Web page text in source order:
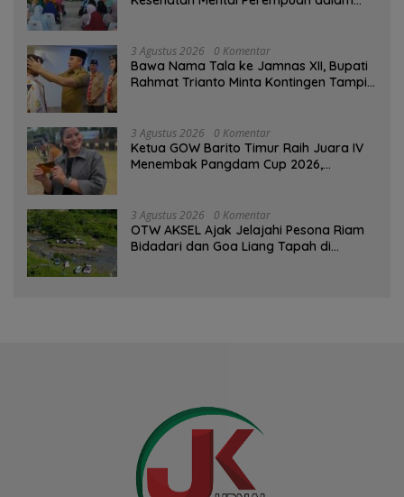
3 Agustus 2026 0 Komentar
Bawa Nama Tala ke Jamnas XII, Bupati
Rahmat Trianto Minta Kontingen Tampil
3 Agustus 2026 0 Komentar
Ketua GOW Barito Timur Raih Juara IV
Menembak Pangdam Cup 2026,
3 Agustus 2026 0 Komentar
OTW AKSEL Ajak Jelajahi Pesona Riam
Bidadari dan Goa Liang Tapah di